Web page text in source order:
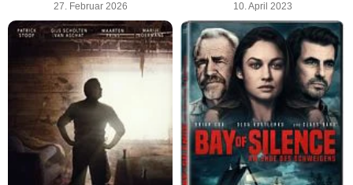
27. Februar 2026 10. April 2023